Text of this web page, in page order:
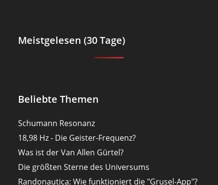
Meistgelesen (30 Tage)
Beliebte Themen
Schumann Resonanz
18,98 Hz - Die Geister-Frequenz?
Was ist der Van Allen Gürtel?
Die größten Sterne des Universums
Randonautica: Wie funktioniert die "Grusel-App"?